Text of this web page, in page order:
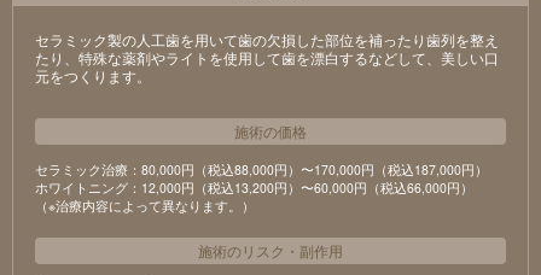
セラミック製の⼈⼯⻭を⽤いて⻭の⽋損した部位を補ったり⻭列を整え
たり、特殊な薬剤やライトを使⽤して⻭を漂⽩するなどして、美しい⼝
元をつくります。
施術の価格
セラミック治療：80,000円（税込88,000円）〜170,000円（税込187,000円）
ホワイトニング：12,000円（税込13,200円）〜60,000円（税込66,000円）
（※治療内容によって異なります。）
施術のリスク ・ 副作用